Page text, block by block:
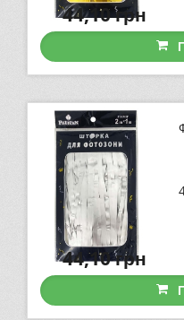
44,10грн
44,10грн